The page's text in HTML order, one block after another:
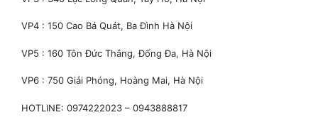
VP4 : 150 Cao Bá Quát, Ba Đình Hà Nội
VP5 : 160 Tôn Đức Thắng, Đống Đa, Hà Nội
VP6 : 750 Giải Phóng, Hoàng Mai, Hà Nội
HOTLINE: 0974222023 – 0943888817